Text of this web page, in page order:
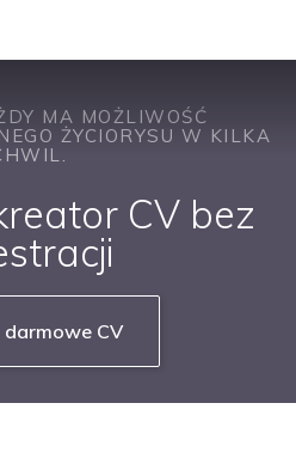
MA MOŻLIWOŚĆ
ŻYCIORYSU W KILKA
CV bez
CV